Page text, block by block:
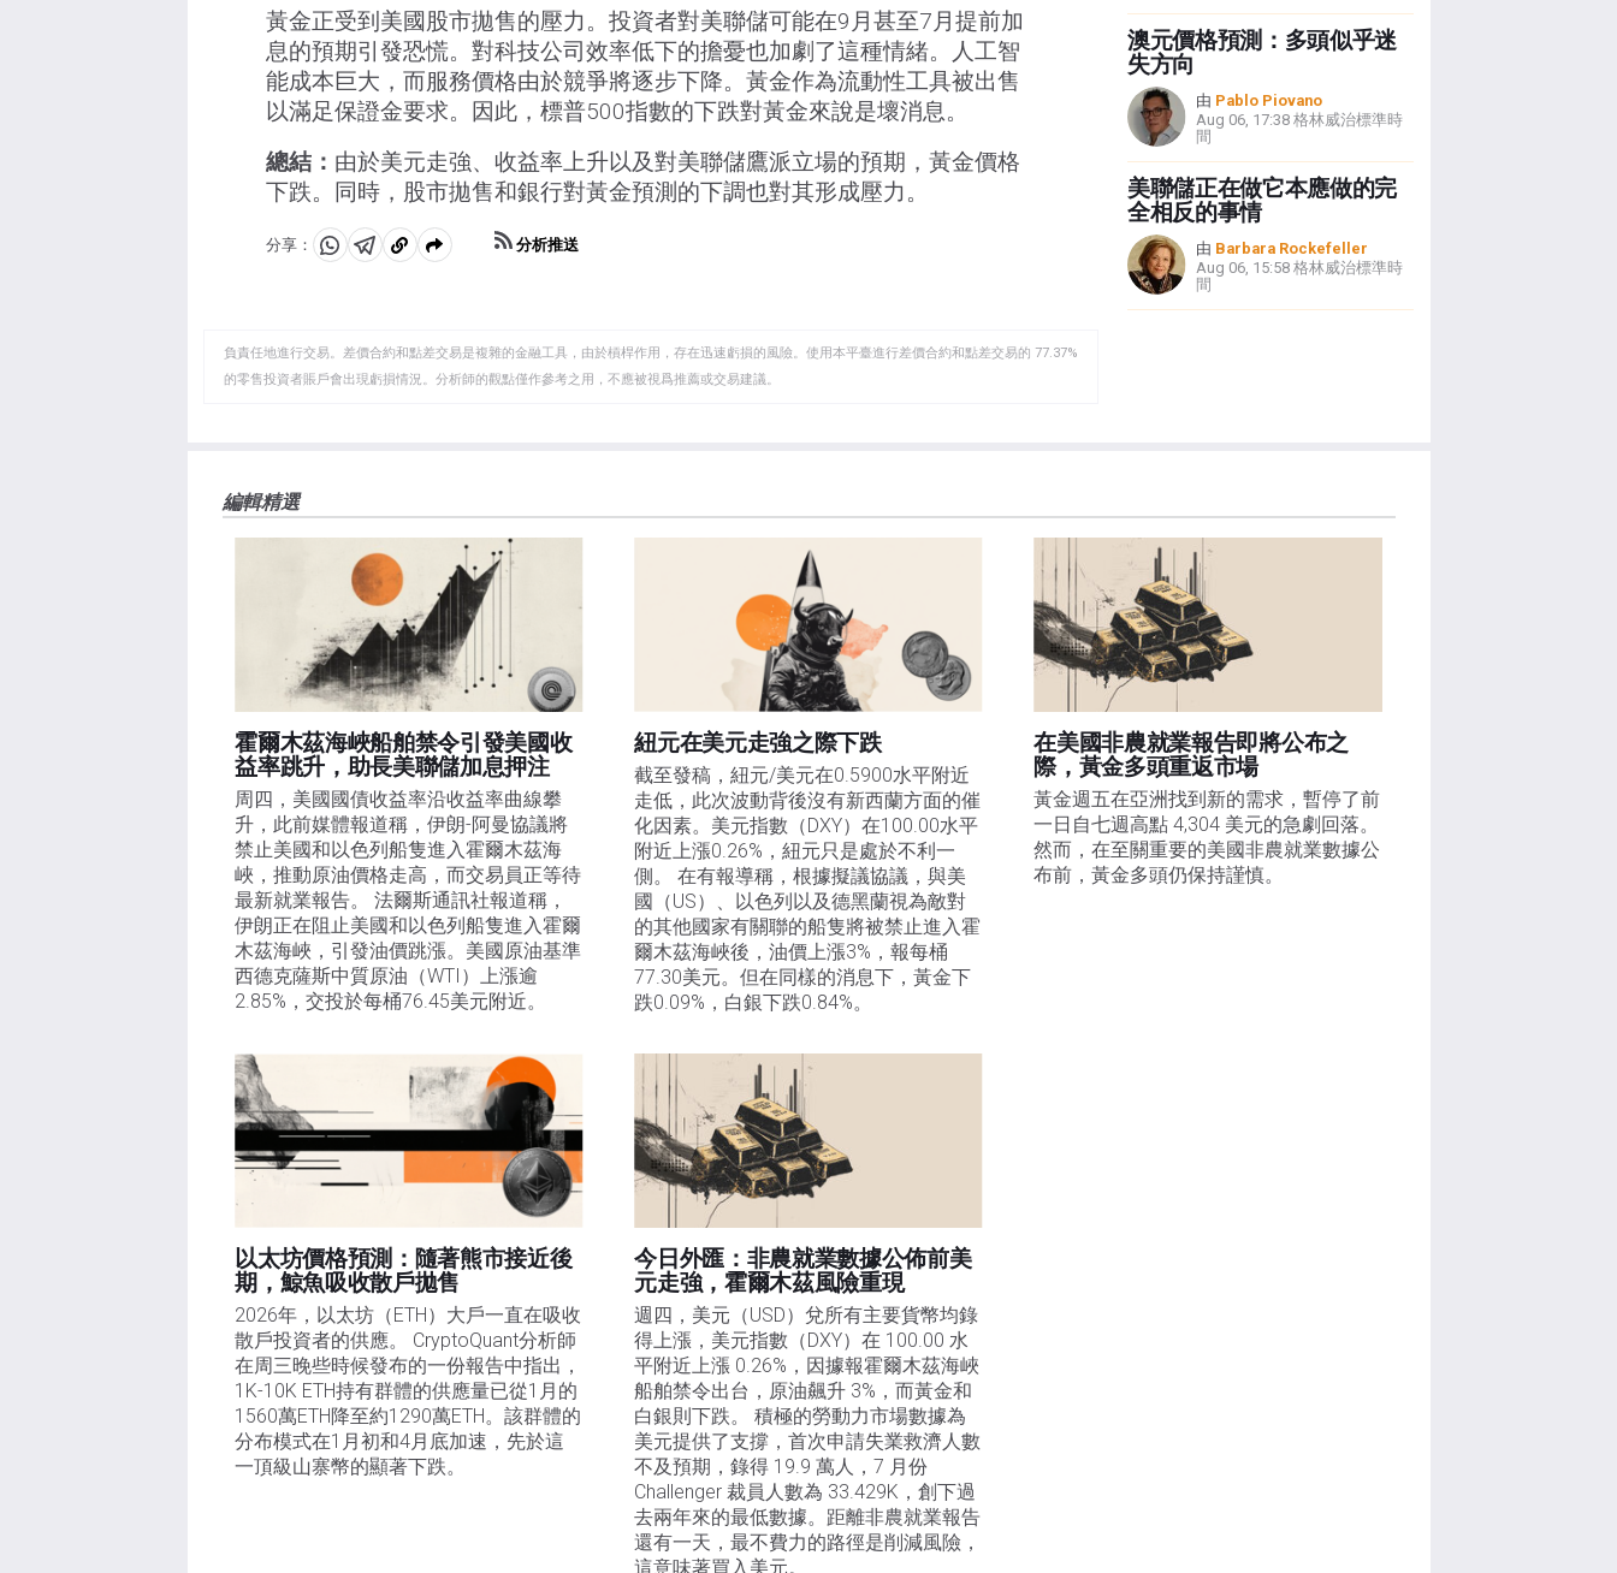
黃金正受到美國股市拋售的壓力。投資者對美聯儲可能在9月甚至7月提前加
息的預期引發恐慌。對科技公司效率低下的擔憂也加劇了這種情緒。人工智
能成本巨大，而服務價格由於競爭將逐步下降。黃金作為流動性工具被出售
以滿足保證金要求。因此，標普500指數的下跌對黃金來說是壞消息。
總結： 由於美元走強、收益率上升以及對美聯儲鷹派立場的預期，黃金價格
下跌。同時，股市拋售和銀行對黃金預測的下調也對其形成壓力。
分享：
分
WhatsApp
分
Telegram
複
剪
貼
分析推送
負責任地進行交易。差價合約和點差交易是複雜的金融工具，由於槓桿作用，存在迅速虧損的風險。使用本平臺進行差價合約和點差交易的 77.37%
的零售投資者賬戶會出現虧損情況。分析師的觀點僅作參考之用，不應被視爲推薦或交易建議。
澳元價格預測：多頭似乎迷
失方向
由 Pablo Piovano
Aug 06, 17:38 格林威治標準時
間
美聯儲正在做它本應做的完
全相反的事情
由 Barbara Rockefeller
Aug 06, 15:58 格林威治標準時
間
編輯精選
霍爾木茲海峽船舶禁令引發美國收
益率跳升，助長美聯儲加息押注
周四，美國國債收益率沿收益率曲線攀
升，此前媒體報道稱，伊朗-阿曼協議將
禁止美國和以色列船隻進入霍爾木茲海
峽，推動原油價格走高，而交易員正等待
最新就業報告。 法爾斯通訊社報道稱，
伊朗正在阻止美國和以色列船隻進入霍爾
木茲海峽，引發油價跳漲。美國原油基準
西德克薩斯中質原油（WTI）上漲逾
2.85%，交投於每桶76.45美元附近。
紐元在美元走強之際下跌
截至發稿，紐元/美元在0.5900水平附近
走低，此次波動背後沒有新西蘭方面的催
化因素。美元指數（DXY）在100.00水平
附近上漲0.26%，紐元只是處於不利一
側。 在有報導稱，根據擬議協議，與美
國（US）、以色列以及德黑蘭視為敵對
的其他國家有關聯的船隻將被禁止進入霍
爾木茲海峽後，油價上漲3%，報每桶
77.30美元。但在同樣的消息下，黃金下
跌0.09%，白銀下跌0.84%。
在美國非農就業報告即將公布之
際，黃金多頭重返市場
黃金週五在亞洲找到新的需求，暫停了前
一日自七週高點 4,304 美元的急劇回落。
然而，在至關重要的美國非農就業數據公
布前，黃金多頭仍保持謹慎。
以太坊價格預測：隨著熊市接近後
期，鯨魚吸收散戶拋售​
2026年，以太坊（ETH）大戶一直在吸收
散戶投資者的供應。 CryptoQuant分析師
在周三晚些時候發布的一份報告中指出，
1K-10K ETH持有群體的供應量已從1月的
1560萬ETH降至約1290萬ETH。該群體的
分布模式在1月初和4月底加速，先於這
一頂級山寨幣的顯著下跌。
今日外匯：非農就業數據公佈前美
元走強，霍爾木茲風險重現
週四，美元（USD）兌所有主要貨幣均錄
得上漲，美元指數（DXY）在 100.00 水
平附近上漲 0.26%，因據報霍爾木茲海峽
船舶禁令出台，原油飆升 3%，而黃金和
白銀則下跌。 積極的勞動力市場數據為
美元提供了支撐，首次申請失業救濟人數
不及預期，錄得 19.9 萬人，7 月份
Challenger 裁員人數為 33.429K，創下過
去兩年來的最低數據。距離非農就業報告
還有一天，最不費力的路徑是削減風險，
這意味著買入美元。